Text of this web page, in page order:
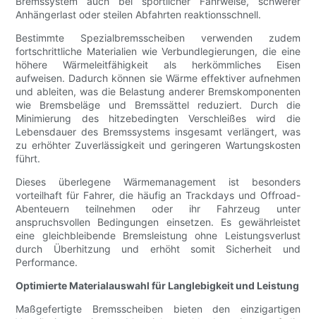
Anhängerlast oder steilen Abfahrten reaktionsschnell.
Bestimmte Spezialbremsscheiben verwenden zudem
fortschrittliche Materialien wie Verbundlegierungen, die eine
höhere Wärmeleitfähigkeit als herkömmliches Eisen
aufweisen. Dadurch können sie Wärme effektiver aufnehmen
und ableiten, was die Belastung anderer Bremskomponenten
wie Bremsbeläge und Bremssättel reduziert. Durch die
Minimierung des hitzebedingten Verschleißes wird die
Lebensdauer des Bremssystems insgesamt verlängert, was
zu erhöhter Zuverlässigkeit und geringeren Wartungskosten
führt.
Dieses überlegene Wärmemanagement ist besonders
vorteilhaft für Fahrer, die häufig an Trackdays und Offroad-
Abenteuern teilnehmen oder ihr Fahrzeug unter
anspruchsvollen Bedingungen einsetzen. Es gewährleistet
eine gleichbleibende Bremsleistung ohne Leistungsverlust
durch Überhitzung und erhöht somit Sicherheit und
Performance.
Optimierte Materialauswahl für Langlebigkeit und Leistung
Maßgefertigte Bremsscheiben bieten den einzigartigen